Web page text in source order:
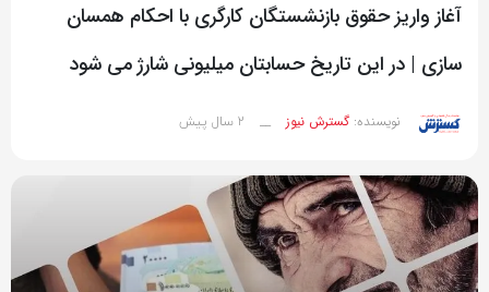
آغاز واریز حقوق بازنشستگان کارگری با احکام همسان
سازی | در این تاریخ حسابتان میلیونی شارژ می شود
نویسنده: گسترش نیوز __ 2 سال پیش